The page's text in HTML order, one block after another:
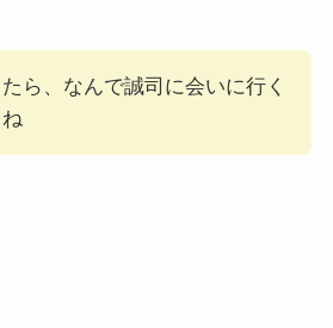
ら、なんで誠司に会いに行く